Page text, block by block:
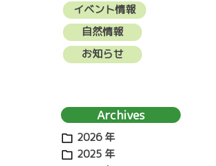
イベント情報
自然情報
お知らせ
Archives
2026 年
2025 年